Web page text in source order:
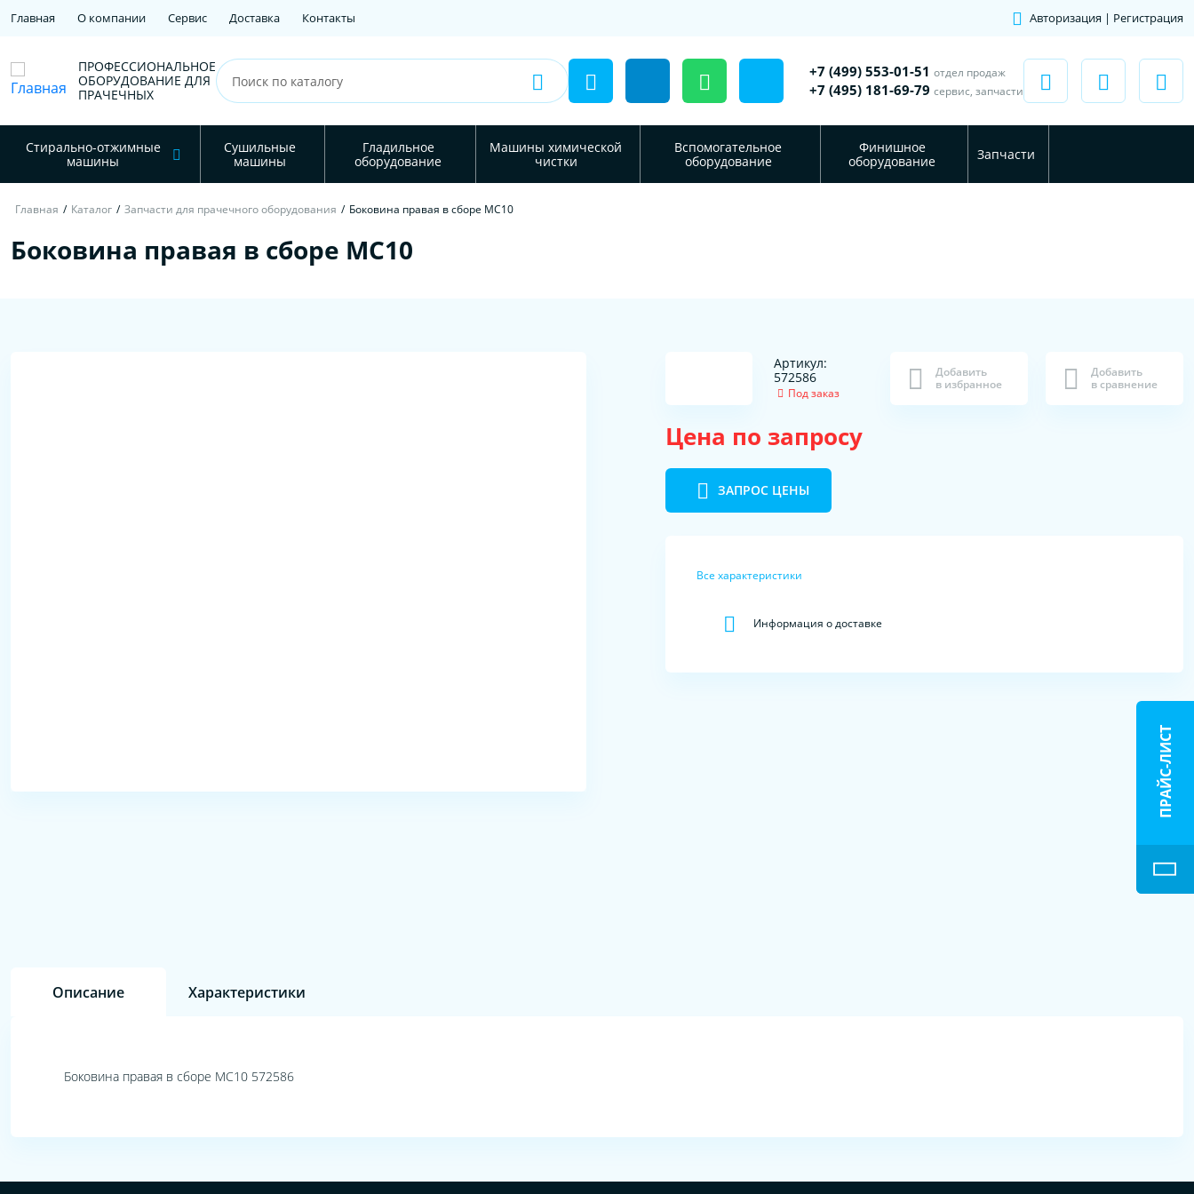
Главная О компании Сервис Доставка Контакты Авторизация | Регистрация
ПРОФЕССИОНАЛЬНОЕ
ОБОРУДОВАНИЕ ДЛЯ
ПРАЧЕЧНЫХ
+7 (499) 553-01-51 отдел продаж
+7 (495) 181-69-79 сервис, запчасти
Стирально-отжимные
машины
Сушильные
машины
Гладильное
оборудование
Машины химической
чистки
Вспомогательное
оборудование
Финишное
оборудование
Запчасти
Главная / Каталог / Запчасти для прачечного оборудования / Боковина правая в сборе MC10
Боковина правая в сборе MC10
Артикул:
572586
Под заказ
Добавить
в избранное
Добавить
в сравнение
Цена по запросу
ЗАПРОС ЦЕНЫ
Все характеристики
Информация о доставке
Описание Характеристики
Боковина правая в сборе MC10 572586
ПРАЙС-ЛИСТ